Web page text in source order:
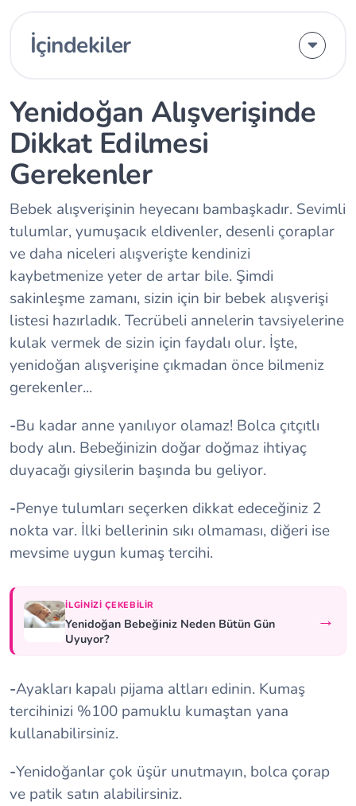
İçindekiler
Yenidoğan Alışverişinde
Dikkat Edilmesi
Gerekenler
Bebek alışverişinin heyecanı bambaşkadır. Sevimli
tulumlar, yumuşacık eldivenler, desenli çoraplar
ve daha niceleri alışverişte kendinizi
kaybetmenize yeter de artar bile. Şimdi
sakinleşme zamanı, sizin için bir bebek alışverişi
listesi hazırladık. Tecrübeli annelerin tavsiyelerine
kulak vermek de sizin için faydalı olur. İşte,
yenidoğan alışverişine çıkmadan önce bilmeniz
gerekenler...
-Bu kadar anne yanılıyor olamaz! Bolca çıtçıtlı
body alın. Bebeğinizin doğar doğmaz ihtiyaç
duyacağı giysilerin başında bu geliyor.
-Penye tulumları seçerken dikkat edeceğiniz 2
nokta var. İlki bellerinin sıkı olmaması, diğeri ise
mevsime uygun kumaş tercihi.
İLGINIZI ÇEKEBILIR
Yenidoğan Bebeğiniz Neden Bütün Gün
Uyuyor?
→
-Ayakları kapalı pijama altları edinin. Kumaş
tercihinizi %100 pamuklu kumaştan yana
kullanabilirsiniz.
-Yenidoğanlar çok üşür unutmayın, bolca çorap
ve patik satın alabilirsiniz.